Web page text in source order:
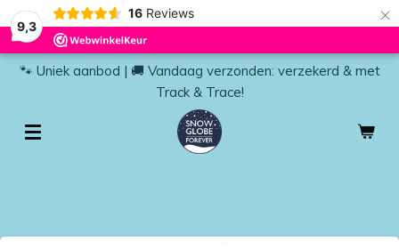
9,3
16 Reviews ×
🐾 Uniek aanbod | 🚚 Vandaag verzonden: verzekerd & met
Track & Trace!